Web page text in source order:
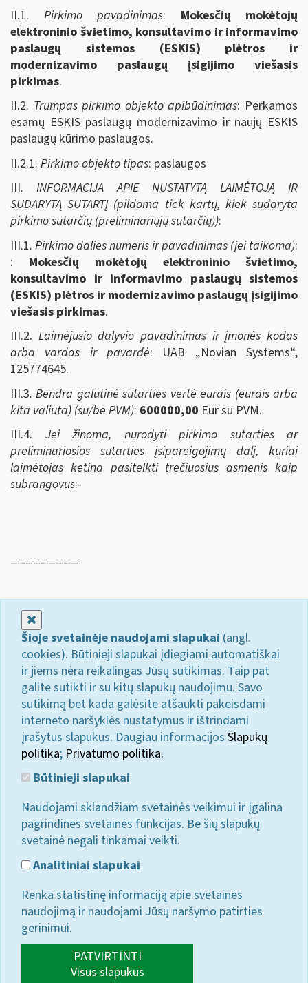
II.1. Pirkimo pavadinimas: Mokesčių mokėtojų
elektroninio švietimo, konsultavimo ir informavimo
paslaugų sistemos (ESKIS) plėtros ir
modernizavimo paslaugų įsigijimo viešasis
pirkimas.
II.2. Trumpas pirkimo objekto apibūdinimas: Perkamos
esamų ESKIS paslaugų modernizavimo ir naujų ESKIS
paslaugų kūrimo paslaugos.
II.2.1. Pirkimo objekto tipas: paslaugos
III. INFORMACIJA APIE NUSTATYTĄ LAIMĖTOJĄ IR
SUDARYTĄ SUTARTĮ (pildoma tiek kartų, kiek sudaryta
pirkimo sutarčių (preliminariųjų sutarčių)):
III.1. Pirkimo dalies numeris ir pavadinimas (jei taikoma):
: Mokesčių mokėtojų elektroninio švietimo,
konsultavimo ir informavimo paslaugų sistemos
(ESKIS) plėtros ir modernizavimo paslaugų įsigijimo
viešasis pirkimas.
III.2. Laimėjusio dalyvio pavadinimas ir įmonės kodas
arba vardas ir pavardė: UAB „Novian Systems“,
125774645.
III.3.Bendra galutinė sutarties vertė eurais (eurais arba
kita valiuta) (su/be PVM): 600000,00 Eur su PVM.
III.4. Jei žinoma, nurodyti pirkimo sutarties ar
preliminariosios sutarties įsipareigojimų dalį, kuriai
laimėtojas ketina pasitelkti trečiuosius asmenis kaip
subrangovus:-
Šioje svetainėje naudojami slapukai (angl.
cookies). Būtinieji slapukai įdiegiami automatiškai
ir jiems nėra reikalingas Jūsų sutikimas. Taip pat
galite sutikti ir su kitų slapukų naudojimu. Savo
sutikimą bet kada galėsite atšaukti pakeisdami
interneto naršyklės nustatymus ir ištrindami
įrašytus slapukus. Daugiau informacijos Slapukų
politika; Privatumo politika.
Būtinieji slapukai
Naudojami sklandžiam svetainės veikimui ir įgalina
pagrindines svetainės funkcijas. Be šių slapukų
svetainė negali tinkamai veikti.
Analitiniai slapukai
Renka statistinę informaciją apie svetainės
naudojimą ir naudojami Jūsų naršymo patirties
gerinimui.
PATVIRTINTI
Visus slapukus